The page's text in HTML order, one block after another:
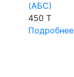
(АБС)
450 T
Подробнее